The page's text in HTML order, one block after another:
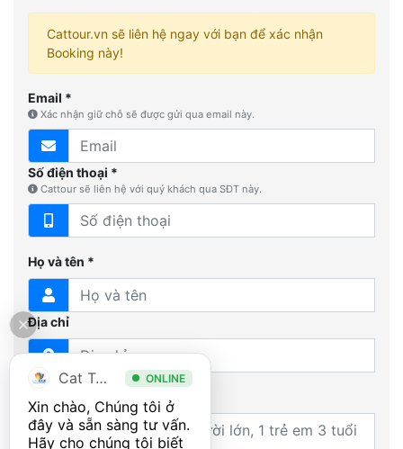
Cattour.vn sẽ liên hệ ngay với bạn để xác nhận
Booking này!
Email *
Xác nhận giữ chỗ sẽ được gửi qua email này.
Số điện thoại *
Cattour sẽ liên hệ với quý khách qua SĐT này.
Họ và tên *
Địa chỉ
Cat Tour ONLINE
Xin chào, Chúng tôi ở
đây và sẵn sàng tư vấn.
Hãy cho chúng tôi biết